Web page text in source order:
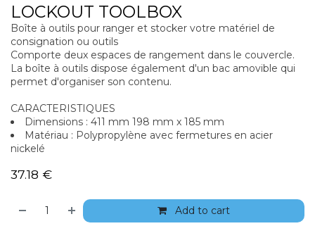
LOCKOUT TOOLBOX
Boîte à outils pour ranger et stocker votre matériel de
consignation ou outils
Comporte deux espaces de rangement dans le couvercle.
La boîte à outils dispose également d'un bac amovible qui
permet d'organiser son contenu.
CARACTERISTIQUES
Dimensions : 411 mm 198 mm x 185 mm
Matériau : Polypropylène avec fermetures en acier
nickelé
37.18 €
Add to cart